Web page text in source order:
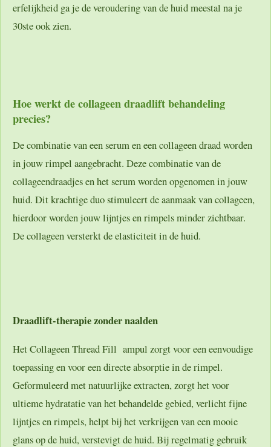
erfelijkheid ga je de veroudering van de huid meestal na je
30ste ook zien.
Hoe werkt de collageen draadlift behandeling
precies?
De combinatie van een serum en een collageen draad worden
in jouw rimpel aangebracht. Deze combinatie van de
collageendraadjes en het serum worden opgenomen in jouw
huid. Dit krachtige duo stimuleert de aanmaak van collageen,
hierdoor worden jouw lijntjes en rimpels minder zichtbaar.
De collageen versterkt de elasticiteit in de huid.
Draadlift-therapie zonder naalden
Het Collageen Thread Fill ampul zorgt voor een eenvoudige
toepassing en voor een directe absorptie in de rimpel.
Geformuleerd met natuurlijke extracten, zorgt het voor
ultieme hydratatie van het behandelde gebied, verlicht fijne
lijntjes en rimpels, helpt bij het verkrijgen van een mooie
glans op de huid, verstevigt de huid. Bij regelmatig gebruik